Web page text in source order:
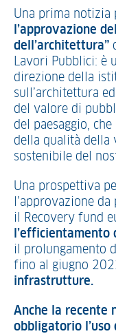
Una prima notizia
l’approvazione
dell’architettura”
Lavori Pubblici: è
direzione della
sull’architettura
del valore di
del paesaggio,
della qualità della
sostenibile del
Una prospettiva
l’approvazione
il Recovery fund
il prolungamento
fino al giugno
infrastrutture.
Anche la recente
obbligatorio l’uso